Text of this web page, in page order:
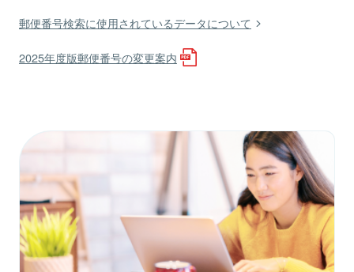
郵便番号検索に使用されているデータについて
2025年度版郵便番号の変更案内